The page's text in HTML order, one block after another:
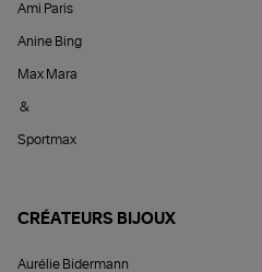
Ami Paris
Anine Bing
Max Mara
&
Sportmax
CRÉATEURS BIJOUX
Aurélie Bidermann